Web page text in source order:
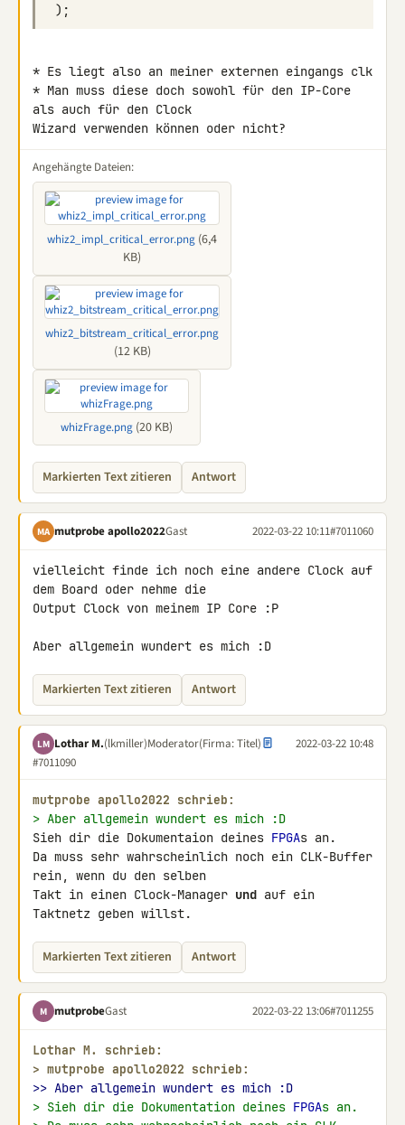
);
* Es liegt also an meiner externen eingangs clk
* Man muss diese doch sowohl für den IP-Core
als auch für den Clock
Wizard verwenden können oder nicht?
Angehängte Dateien:
whiz2_impl_critical_error.png (6,4
KB)
whiz2_bitstream_critical_error.png
(12 KB)
whizFrage.png (20 KB)
Markierten Text zitieren Antwort
MA mutprobe apollo2022Gast 2022-03-22 10:11#7011060
vielleicht finde ich noch eine andere Clock auf
dem Board oder nehme die
Output Clock von meinem IP Core :P
Aber allgemein wundert es mich :D
Markierten Text zitieren Antwort
LM Lothar M.(lkmiller)Moderator(Firma: Titel)
2022-03-22 10:48
#7011090
mutprobe apollo2022 schrieb:
> Aber allgemein wundert es mich :D
Sieh dir die Dokumentaion deines FPGAs an.
Da muss sehr wahrscheinlich noch ein CLK-Buffer
rein, wenn du den selben
Takt in einen Clock-Manager und auf ein
Taktnetz geben willst.
Markierten Text zitieren Antwort
M mutprobeGast 2022-03-22 13:06#7011255
Lothar M. schrieb:
> mutprobe apollo2022 schrieb:
>> Aber allgemein wundert es mich :D
> Sieh dir die Dokumentation deines FPGAs an.